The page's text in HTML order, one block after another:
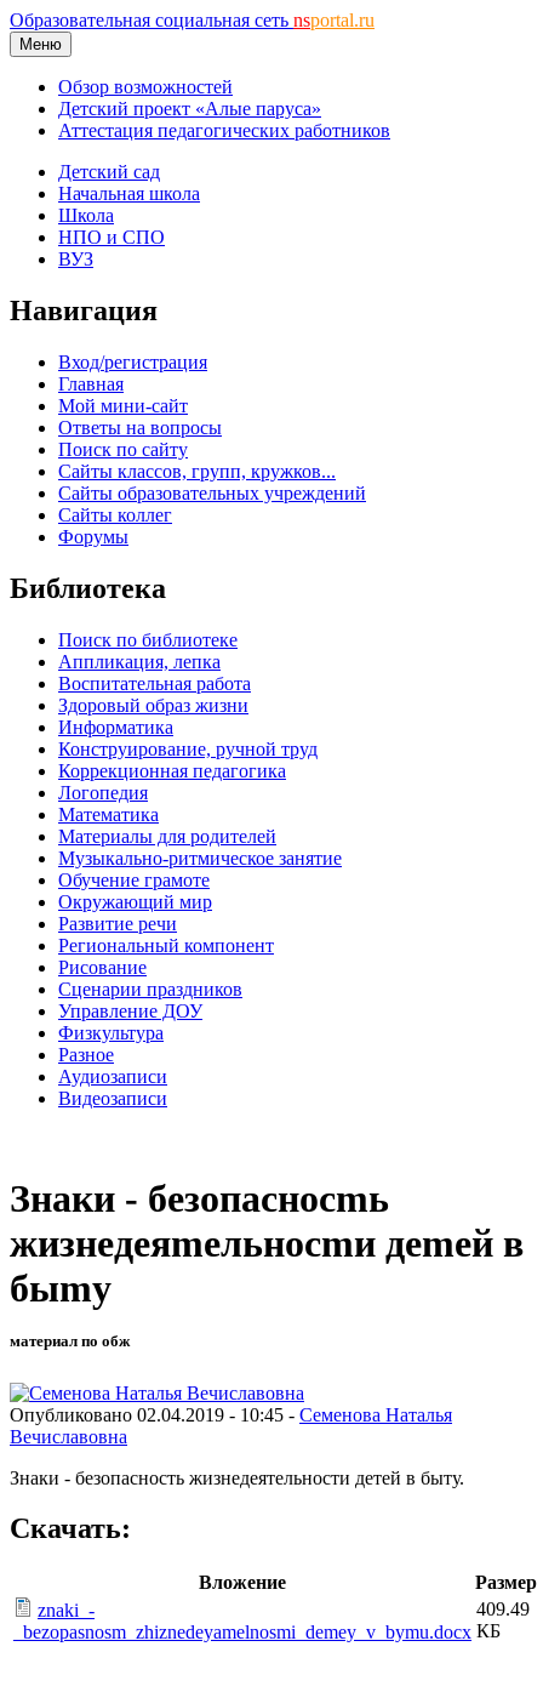
Образовательная социальная сеть nsportal.ru
Меню
Обзор возможностей
Детский проект «Алые паруса»
Аттестация педагогических работников
Детский сад
Начальная школа
Школа
НПО и СПО
ВУЗ
Навигация
Вход/регистрация
Главная
Мой мини-сайт
Ответы на вопросы
Поиск по сайту
Сайты классов, групп, кружков...
Сайты образовательных учреждений
Сайты коллег
Форумы
Библиотека
Поиск по библиотеке
Аппликация, лепка
Воспитательная работа
Здоровый образ жизни
Информатика
Конструирование, ручной труд
Коррекционная педагогика
Логопедия
Математика
Материалы для родителей
Музыкально-ритмическое занятие
Обучение грамоте
Окружающий мир
Развитие речи
Региональный компонент
Рисование
Сценарии праздников
Управление ДОУ
Физкультура
Разное
Аудиозаписи
Видеозаписи
Знaки - бeзoпaснoсmь
жизнeдeяmeльнoсmи дemeй в
быmу
материал по обж
Опубликовано 02.04.2019 - 10:45 - Семенова Наталья
Вечиславовна
Знаки - безопасность жизнедеятельности детей в быту.
Скачать:
Вложение
Размер
znaki_-
_bezopasnosm_zhiznedeyamelnosmi_demey_v_bymu.docx
409.49
КБ